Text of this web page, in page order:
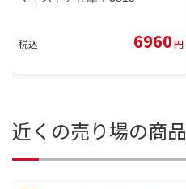
税込 6960円
近くの売り場の商品